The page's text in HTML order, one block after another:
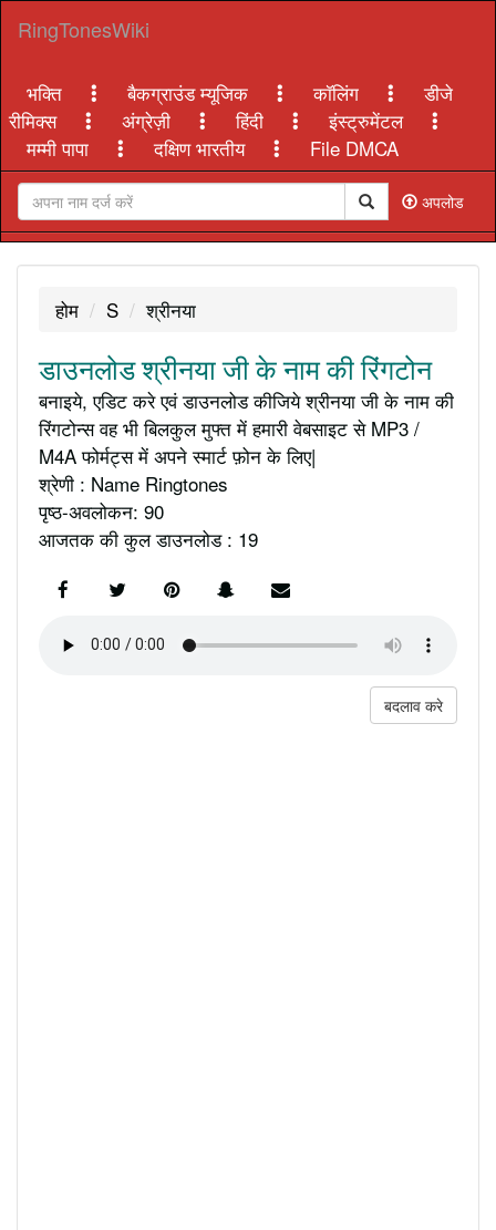
RingTonesWiki
भक्ति बैकग्राउंड म्यूजिक कॉलिंग
डीजे
रीमिक्स
अंग्रेज़ी हिंदी
इंस्ट्रुमेंटल
मम्मी पापा
दक्षिण भारतीय File DMCA
अपलोड
होम S श्रीनया
डाउनलोड श्रीनया जी के नाम की रिंगटोन
बनाइये, एडिट करे एवं डाउनलोड कीजिये श्रीनया जी के नाम की
रिंगटोन्स वह भी बिलकुल मुफ्त में हमारी वेबसाइट से MP3 /
M4A फोर्मट्स में अपने स्मार्ट फ़ोन के लिए|
श्रेणी : Name Ringtones
पृष्ठ-अवलोकन: 90
आजतक की कुल डाउनलोड : 19
बदलाव करे